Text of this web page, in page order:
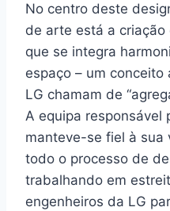
No centro deste
de arte está a
que se integra
espaço – um
LG chamam de
A equipa responsável
manteve-se fiel à sua
todo o processo de
trabalhando em
engenheiros da LG